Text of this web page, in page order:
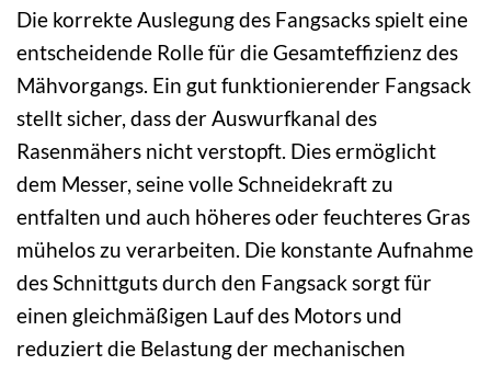
Die korrekte Auslegung des Fangsacks spielt eine
entscheidende Rolle für die Gesamteffizienz des
Mähvorgangs. Ein gut funktionierender Fangsack
stellt sicher, dass der Auswurfkanal des
Rasenmähers nicht verstopft. Dies ermöglicht
dem Messer, seine volle Schneidekraft zu
entfalten und auch höheres oder feuchteres Gras
mühelos zu verarbeiten. Die konstante Aufnahme
des Schnittguts durch den Fangsack sorgt für
einen gleichmäßigen Lauf des Motors und
reduziert die Belastung der mechanischen